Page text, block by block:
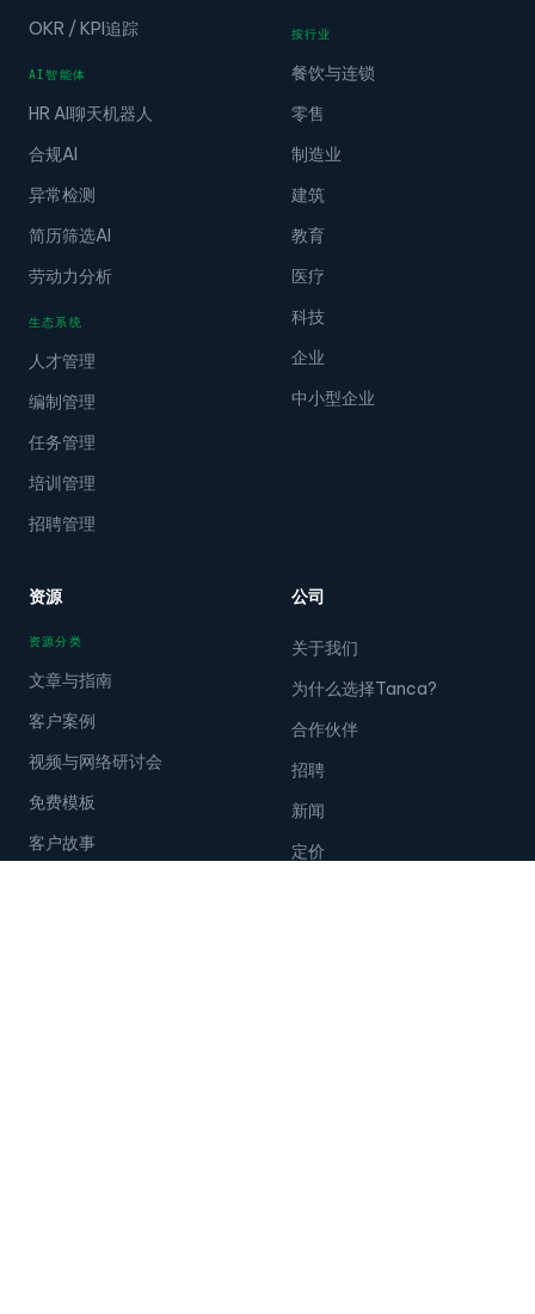
OKR / KPI追踪
AI智能体
HR AI聊天机器人
合规AI
异常检测
简历筛选AI
劳动力分析
生态系统
人才管理
编制管理
任务管理
培训管理
招聘管理
按行业
餐饮与连锁
零售
制造业
建筑
教育
医疗
科技
企业
中小型企业
资源
资源分类
文章与指南
客户案例
视频与网络研讨会
免费模板
客户故事
公司
关于我们
为什么选择Tanca?
合作伙伴
招聘
新闻
定价